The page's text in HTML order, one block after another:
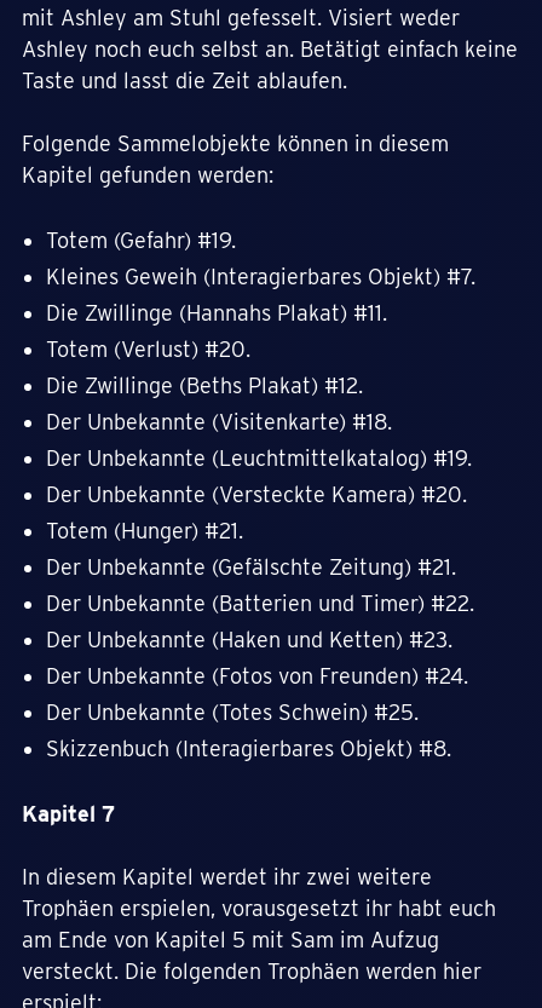
mit Ashley am Stuhl gefesselt. Visiert weder
Ashley noch euch selbst an. Betätigt einfach keine
Taste und lasst die Zeit ablaufen.
Folgende Sammelobjekte können in diesem
Kapitel gefunden werden:
Totem (Gefahr) #19.
Kleines Geweih (Interagierbares Objekt) #7.
Die Zwillinge (Hannahs Plakat) #11.
Totem (Verlust) #20.
Die Zwillinge (Beths Plakat) #12.
Der Unbekannte (Visitenkarte) #18.
Der Unbekannte (Leuchtmittelkatalog) #19.
Der Unbekannte (Versteckte Kamera) #20.
Totem (Hunger) #21.
Der Unbekannte (Gefälschte Zeitung) #21.
Der Unbekannte (Batterien und Timer) #22.
Der Unbekannte (Haken und Ketten) #23.
Der Unbekannte (Fotos von Freunden) #24.
Der Unbekannte (Totes Schwein) #25.
Skizzenbuch (Interagierbares Objekt) #8.
Kapitel 7
In diesem Kapitel werdet ihr zwei weitere
Trophäen erspielen, vorausgesetzt ihr habt euch
am Ende von Kapitel 5 mit Sam im Aufzug
versteckt. Die folgenden Trophäen werden hier
erspielt: